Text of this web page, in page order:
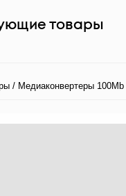
товары
/ Медиаконвертеры 100Mb